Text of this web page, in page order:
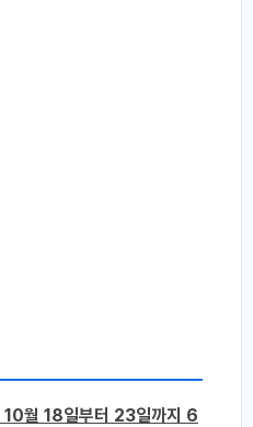
10월 18일부터 23일까지 6